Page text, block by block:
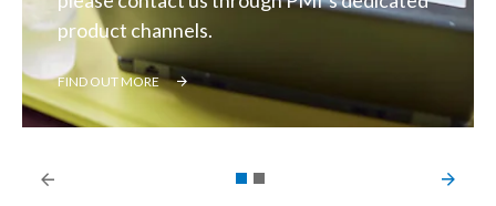
product channels.
FIND OUT MORE